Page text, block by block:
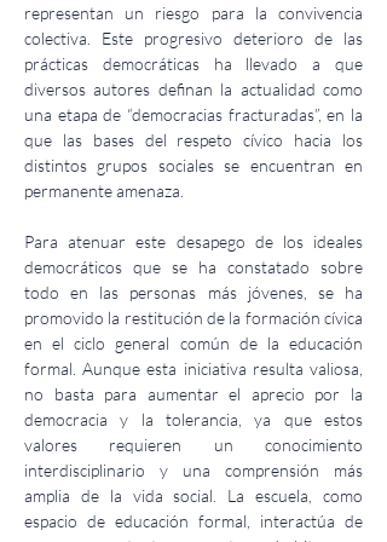
representan un riesgo para la convivencia
colectiva. Este progresivo deterioro de las
prácticas democráticas ha llevado a que
diversos autores definan la actualidad como
una etapa de “democracias fracturadas”, en la
que las bases del respeto cívico hacia los
distintos grupos sociales se encuentran en
permanente amenaza.
Para atenuar este desapego de los ideales
democráticos que se ha constatado sobre
todo en las personas más jóvenes, se ha
promovido la restitución de la formación cívica
en el ciclo general común de la educación
formal. Aunque esta iniciativa resulta valiosa,
no basta para aumentar el aprecio por la
democracia y la tolerancia, ya que estos
valores requieren un conocimiento
interdisciplinario y una comprensión más
amplia de la vida social. La escuela, como
espacio de educación formal, interactúa de